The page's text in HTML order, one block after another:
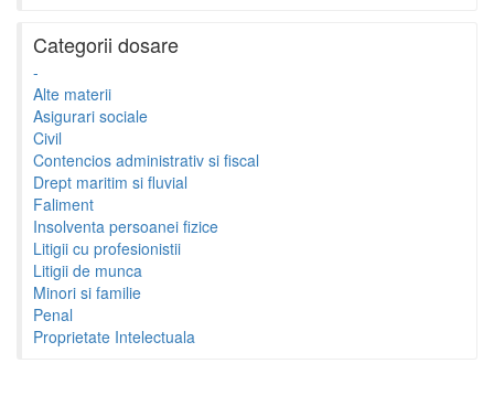
Categorii dosare
-
Alte materii
Asigurari sociale
Civil
Contencios administrativ si fiscal
Drept maritim si fluvial
Faliment
Insolventa persoanei fizice
Litigii cu profesionistii
Litigii de munca
Minori si familie
Penal
Proprietate Intelectuala